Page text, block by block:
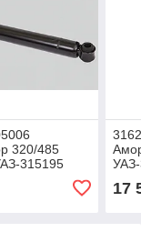
320/485
315195
3159, 3160
17